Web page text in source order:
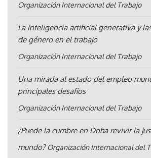
Organización Internacional del Trabajo
La inteligencia artificial generativa y
de género en el trabajo
Organización Internacional del Trabajo
Una mirada al estado del empleo
principales desafíos
Organización Internacional del Trabajo
¿Puede la cumbre en Doha revivir la
mundo? Organización Internacional del